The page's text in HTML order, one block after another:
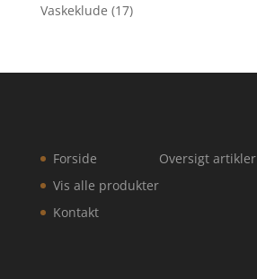
Vaskeklude (17)
Forside
Vis alle produkter
Kontakt
Oversigt artikler